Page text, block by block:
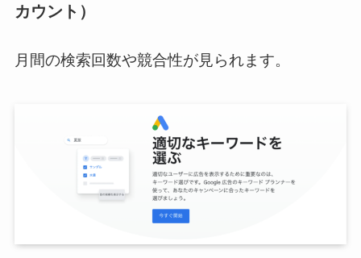
カウント）
月間の検索回数や競合性が見られます。